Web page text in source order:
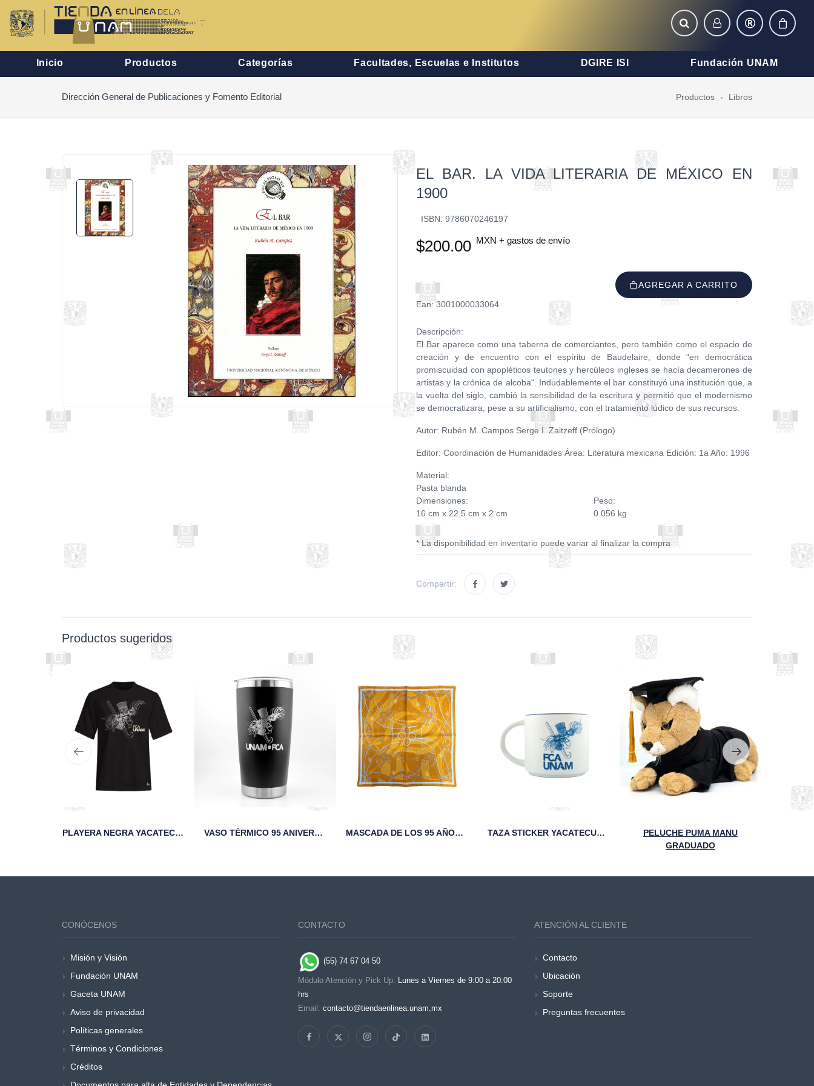
Inicio Productos Categorías Facultades, Escuelas e Institutos DGIRE ISI Fundación UNAM
Dirección General de Publicaciones y Fomento Editorial Productos Libros
EL BAR. LA VIDA LITERARIA DE MÉXICO EN
1900
ISBN: 9786070246197
$200.00 MXN + gastos de envío
AGREGAR A CARRITO
Ean: 3001000033064
Descripción:
El Bar aparece como una taberna de comerciantes, pero también como el espacio de
creación y de encuentro con el espíritu de Baudelaire, donde "en democrática
promiscuidad con apopléticos teutones y hercúleos ingleses se hacía decamerones de
artistas y la crónica de alcoba". Indudablemente el bar constituyó una institución que, a
la vuelta del siglo, cambió la sensibilidad de la escritura y permitió que el modernismo
se democratizara, pese a su artificialismo, con el tratamiento lúdico de sus recursos.
Autor: Rubén M. Campos Serge I. Zaitzeff (Prólogo)
Editor: Coordinación de Humanidades Área: Literatura mexicana Edición: 1a Año: 1996
Material:
Pasta blanda
Dimensiones:
16 cm x 22.5 cm x 2 cm
Peso:
0.056 kg
* La disponibilidad en inventario puede variar al finalizar la compra
Compartir:
Productos sugeridos
PLAYERA NEGRA YACATECUHTLI FCA UNAM VASO TÉRMICO 95 ANIVERSARIO FCA UNAM NEGRO MASCADA DE LOS 95 AÑOS DE LA FCA TAZA STICKER YACATECUHTLI 95 ANIVERSARIO FCA
PELUCHE PUMA MANU
GRADUADO
CONÓCENOS
Misión y Visión
Fundación UNAM
Gaceta UNAM
Aviso de privacidad
Políticas generales
Términos y Condiciones
Créditos
CONTACTO
(55) 74 67 04 50
Módulo Atención y Pick Up: Lunes a Viernes de 9:00 a 20:00
hrs
Email: contacto@tiendaenlinea.unam.mx
ATENCIÓN AL CLIENTE
Contacto
Ubicación
Soporte
Preguntas frecuentes